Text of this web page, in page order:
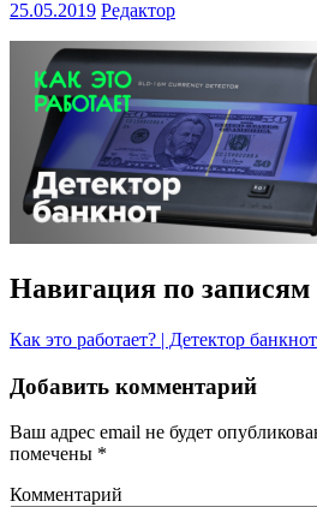
25.05.2019 Редактор
Навигация по записям
Как это работает? | Детектор банкнот
Добавить комментарий
Ваш адрес email не будет
помечены *
Комментарий